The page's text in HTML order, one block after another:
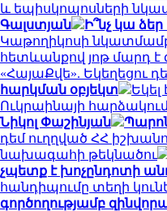
և եպիսկոպոսների
Գալստյան
Ի՞նչ կա
Կաթողիկոսի նկատմամբ
հետևանքով յոթ մարդ է
«ՀայաՔվե». Եկեղեցու
հարկման օբյեկտ
Ուկրաինայի
Նիկոլ Փաշինյան
դեմ ուղղված ՀՀ
նախագահի թեկնածու
չպետք է խոչընդոտի
հանդիպումը տեղի
գործողությամբ